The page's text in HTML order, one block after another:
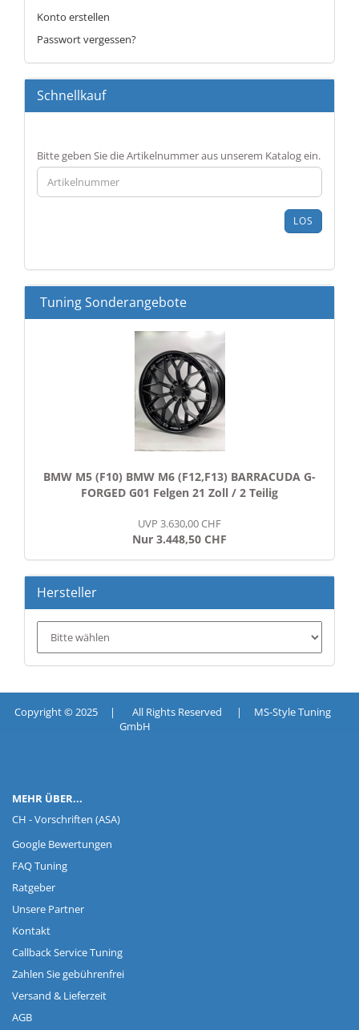
Konto erstellen
Passwort vergessen?
Schnellkauf
BITTE
GEBEN
SIE
DIE
EIN.
Bitte geben Sie die Artikelnummer aus unserem Katalog ein.
LOS
Tuning Sonderangebote
BMW M5 (F10) BMW M6 (F12,F13) BARRACUDA G-
FORGED G01 Felgen 21 Zoll / 2 Teilig
UVP 3.630,00 CHF
Nur 3.448,50 CHF
Hersteller
Copyright © 2025 | All Rights Reserved | MS-Style Tuning
GmbH
MEHR ÜBER...
CH - Vorschriften (ASA)
Google Bewertungen
FAQ Tuning
Ratgeber
Unsere Partner
Kontakt
Callback Service Tuning
Zahlen Sie gebührenfrei
Versand & Lieferzeit
AGB